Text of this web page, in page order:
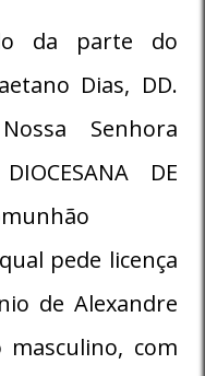
da parte do
Dias, DD.
Senhora
DE
pede licença
de Alexandre
masculino, com